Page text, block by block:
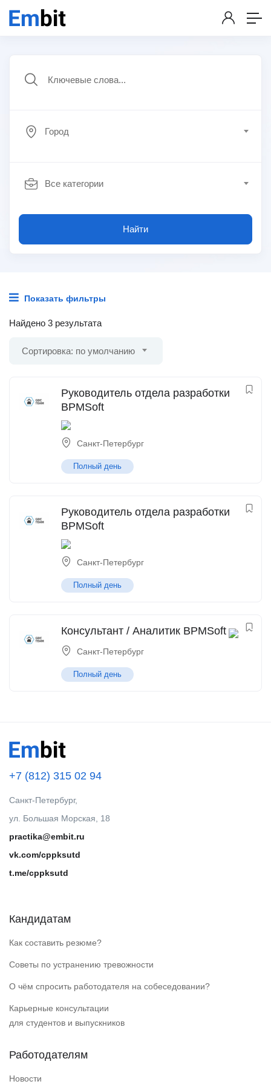
Город
Все категории
Найти
Показать фильтры
Найдено 3 результата
Сортировка: по умолчанию
Руководитель отдела разработки
BPMSoft
Санкт-Петербург
Полный день
Руководитель отдела разработки
BPMSoft
Санкт-Петербург
Полный день
Консультант / Аналитик BPMSoft
Санкт-Петербург
Полный день
+7 (812) 315 02 94
Санкт-Петербург,
ул. Большая Морская, 18
practika@embit.ru
vk.com/cppksutd
t.me/cppksutd
Кандидатам
Как составить резюме?
Советы по устранению тревожности
О чём спросить работодателя на собеседовании?
Карьерные консультации
для студентов и выпускников
Работодателям
Новости